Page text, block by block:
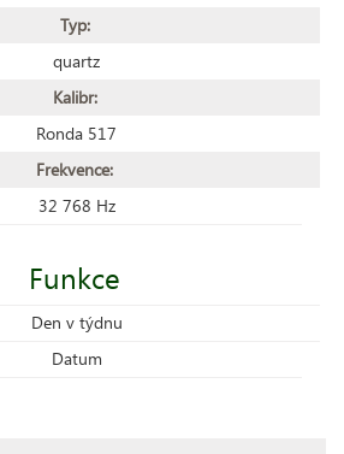
Typ:
quartz
Kalibr:
Ronda 517
Frekvence:
32 768 Hz
Funkce
Den v týdnu
Datum